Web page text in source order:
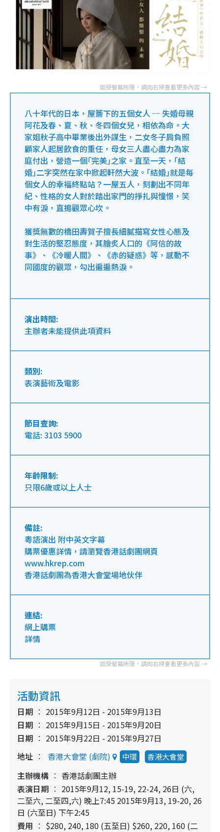
八十年代的日本，屋簷下的五個女人 ─ 失婚母親
阿花及春、夏、秋、冬四個女兒，相依為命。大
家姐秋子高中畢業後出外謀生，二女冬子肩負照
顧家人起居飲食的重任，母女三人盡心盡力為家
庭付出，營造一個｢完美｣之家。直至一天，｢結
婚｣二字突然在家中掀起軒然大波。｢結婚｣就是每
個女人的幸褔終點站？一屋五人，刻劃出不同年
紀、性格的女人對於踏出家門的掙扎與憧憬，笑
中有淚，直搗觀眾心坎。
獲獎無數的橋田壽賀子擅長細膩描寫女性心態及
對生活的堅忍態度，其膾炙人口的《阿信的故
事》、《冷暖人間》、《赤的疑惑》等，感動不
同國度的觀眾，勾出遍遍熱淚。
演出時間:
主辦者未能提供此項資料
類別:
表演藝術及電影
節目查詢:
電話: 3103 5900
年齡限制:
只限6歲或以上人士
備註:
粵語演出 附中英文字幕
購票優惠詳情，請瀏覽香港話劇團網頁
www.hkrep.com
香港話劇團為香港大會堂場地伙伴
連結:
網上購票
詳情
活動資訊
日期
2015年9月12日 - 2015年9月13日
日期
2015年9月15日 - 2015年9月20日
日期
2015年9月22日 - 2015年9月27日
地址
香港大會堂 (劇院) 中環 香港大會堂
主辦機構
香港話劇團主辦
表演日期
2015年9月12, 15-19, 22-24, 26日 (六,
二至六, 二至四,六) 晚上7:45 2015年9月13, 19-20, 26
日 (六至日) 下午2:45
費用
$280, 240, 180 (五至日) $260, 220, 160 (二